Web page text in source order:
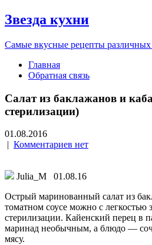
Звезда кухни
Самые вкусные рецепты
Главная
Обратная связь
Салат из баклажанов и
стерилизации)
01.08.2016
| Комментариев нет
Julia_M 01.08.16
Острый маринованный салат из
томатном соусе можно с легкостью
стерилизации. Кайенский перец в
маринад необычным, а блюдо —
мясу.